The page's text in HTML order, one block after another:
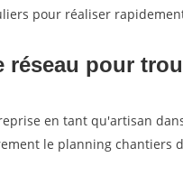
pour réaliser
réseau pour
en tant qu'artisan
le planning chantiers